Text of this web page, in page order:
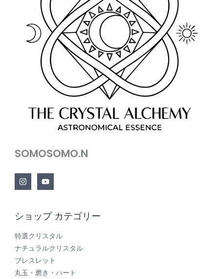
SOMOSOMO.N
ショップ カテゴリー
特選クリスタル
ナチュラルクリスタル
ブレスレット
丸玉・磨き・ハート